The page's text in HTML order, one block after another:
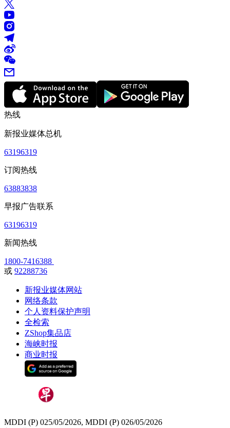
热线
新报业媒体总机
63196319
订阅热线
63883838
早报广告联系
63196319
新闻热线
1800-7416388
或 92288736
新报业媒体网站
网络条款
个人资料保护声明
全检索
ZShop集品店
海峡时报
商业时报
MDDI (P) 025/05/2026, MDDI (P) 026/05/2026